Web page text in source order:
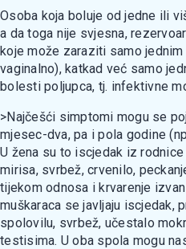
Osoba koja boluje od jedne ili
a da toga nije svjesna,
koje može zaraziti samo
vaginalno), katkad već samo
bolesti poljupca, tj. infektivne
>Najčešći simptomi mogu se
mjesec-dva, pa i pola godine
U žena su to iscjedak iz
mirisa, svrbež, crvenilo,
tijekom odnosa i krvarenje
muškaraca se javljaju iscjedak,
spolovilu, svrbež, učestalo
testisima. U oba spola mogu